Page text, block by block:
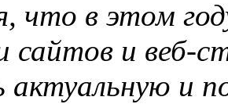
что в этом
сайтов и веб-
актуальную и